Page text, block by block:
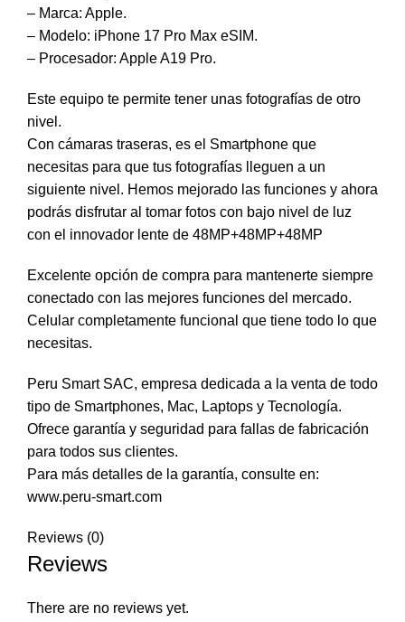
– Marca: Apple.
– Modelo: iPhone 17 Pro Max eSIM.
– Procesador: Apple A19 Pro.
Este equipo te permite tener unas fotografías de otro
nivel.
Con cámaras traseras, es el Smartphone que
necesitas para que tus fotografías lleguen a un
siguiente nivel. Hemos mejorado las funciones y ahora
podrás disfrutar al tomar fotos con bajo nivel de luz
con el innovador lente de 48MP+48MP+48MP
Excelente opción de compra para mantenerte siempre
conectado con las mejores funciones del mercado.
Celular completamente funcional que tiene todo lo que
necesitas.
Peru Smart SAC, empresa dedicada a la venta de todo
tipo de Smartphones, Mac, Laptops y Tecnología.
Ofrece garantía y seguridad para fallas de fabricación
para todos sus clientes.
Para más detalles de la garantía, consulte en:
www.peru-smart.com
Reviews (0)
Reviews
There are no reviews yet.